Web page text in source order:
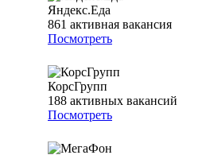
Яндекс.Еда
861 активная вакансия
Посмотреть
КорсГрупп
188 активных вакансий
Посмотреть